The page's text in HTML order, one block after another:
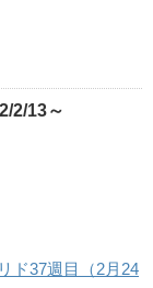
2/13～
ド37週目（2月24